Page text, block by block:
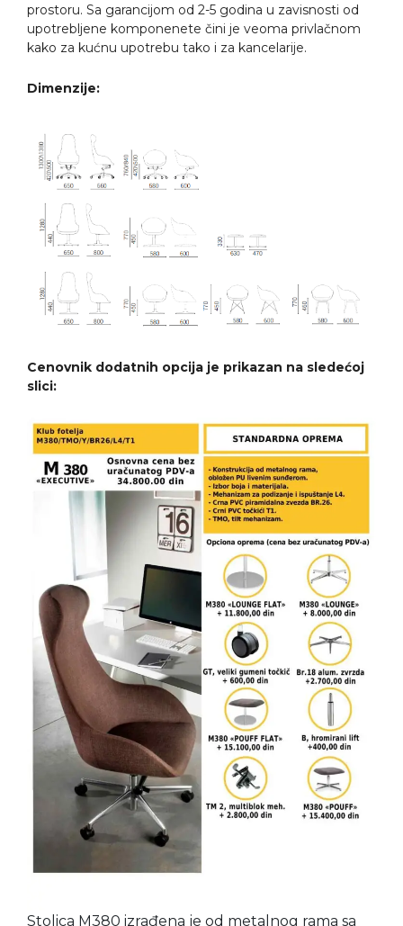
prostoru. Sa garancijom od 2-5 godina u zavisnosti od
upotrebljene komponenete čini je veoma privlačnom
kako za kućnu upotrebu tako i za kancelarije.
Dimenzije:
Cenovnik dodatnih opcija je prikazan na sledećoj
slici:
Stolica M380 izrađena je od metalnog rama sa